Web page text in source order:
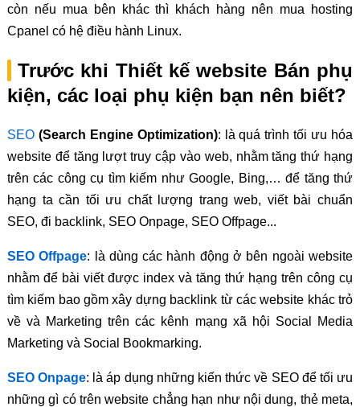
còn nếu mua bên khác thì khách hàng nên mua hosting
Cpanel có hệ điều hành Linux.
Trước khi Thiết kế website Bán phụ
kiện, các loại phụ kiện bạn nên biết?
SEO(Search Engine Optimization): là quá trình tối ưu hóa
website để tăng lượt truy cập vào web, nhằm tăng thứ hạng
trên các công cụ tìm kiếm như Google, Bing,… để tăng thứ
hạng ta cần tối ưu chất lượng trang web, viết bài chuẩn
SEO, đi backlink, SEO Onpage, SEO Offpage...
SEO Offpage: là dùng các hành động ở bên ngoài website
nhằm để bài viết được index và tăng thứ hạng trên công cụ
tìm kiếm bao gồm xây dựng backlink từ các website khác trỏ
về và Marketing trên các kênh mạng xã hội Social Media
Marketing và Social Bookmarking.
SEO Onpage: là áp dụng những kiến thức về SEO để tối ưu
những gì có trên website chẳng hạn như nội dung, thẻ meta,